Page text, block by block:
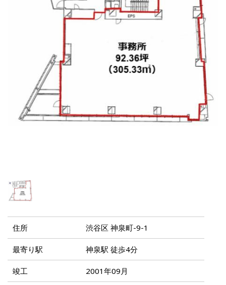
住所 渋谷区 神泉町-9-1
最寄り駅 神泉駅 徒歩4分
竣工 2001年09月